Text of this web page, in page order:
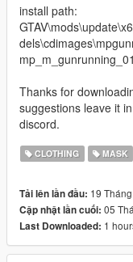
install path:
mp_m_gunrunning_01
Thanks for
suggestions leave it
discord.
CLOTHING MASK
Tải lên lần đầu: 19
Cập nhật lần cuối: 05
Last Downloaded: 1